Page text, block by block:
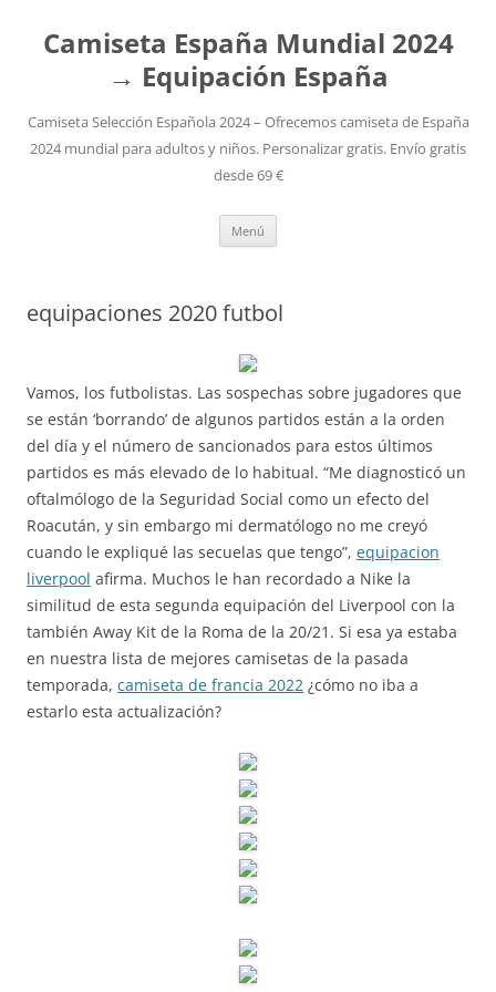
Camiseta España Mundial 2024
→ Equipación España
Camiseta Selección Española 2024 – Ofrecemos camiseta de España
2024 mundial para adultos y niños. Personalizar gratis. Envío gratis
desde 69 €
Menú
equipaciones 2020 futbol
Vamos, los futbolistas. Las sospechas sobre jugadores que
se están ‘borrando’ de algunos partidos están a la orden
del día y el número de sancionados para estos últimos
partidos es más elevado de lo habitual. “Me diagnosticó un
oftalmólogo de la Seguridad Social como un efecto del
Roacután, y sin embargo mi dermatólogo no me creyó
cuando le expliqué las secuelas que tengo”, equipacion
liverpool afirma. Muchos le han recordado a Nike la
similitud de esta segunda equipación del Liverpool con la
también Away Kit de la Roma de la 20/21. Si esa ya estaba
en nuestra lista de mejores camisetas de la pasada
temporada, camiseta de francia 2022 ¿cómo no iba a
estarlo esta actualización?